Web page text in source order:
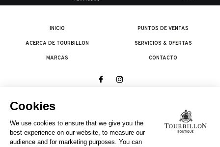
INICIO
ACERCA DE TOURBILLON
MARCAS
PUNTOS DE VENTAS
SERVICIOS & OFERTAS
CONTACTO